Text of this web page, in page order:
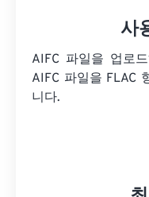
사
AIFC 파일을 업로
AIFC 파일을 FLAC
니다.